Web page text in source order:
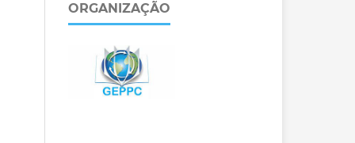
ORGANIZAÇÃO